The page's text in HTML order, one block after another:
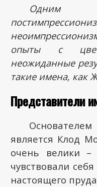
Одним
опыты с
неожиданные
такие имена, как
Представители
является Клод
очень велики
чувствовали
настоящего